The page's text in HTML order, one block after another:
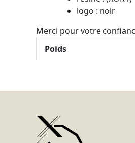
logo : noir
Merci pour votre
Poids